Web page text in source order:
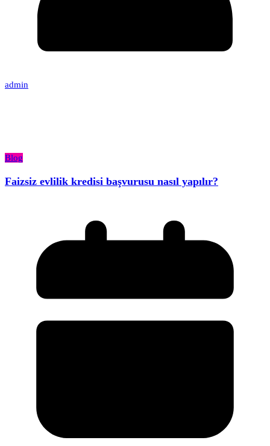
admin
Blog
Faizsiz evlilik kredisi başvurusu nasıl yapılır?